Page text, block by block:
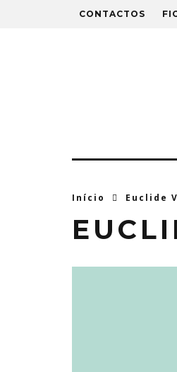
CONTACTOS
Início Euclide